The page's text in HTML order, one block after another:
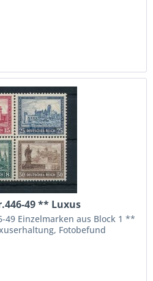
49 ** Luxus
49 Einzelmarken aus Block 1 **
Fotobefund
Euro